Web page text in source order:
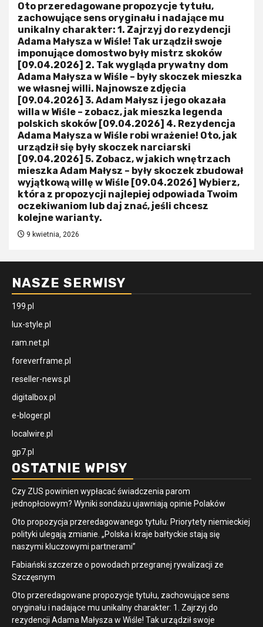
Oto przeredagowane propozycje tytułu,
zachowujące sens oryginału i nadające mu
unikalny charakter: 1. Zajrzyj do rezydencji
Adama Małysza w Wiśle! Tak urządził swoje
imponujące domostwo były mistrz skoków
[09.04.2026] 2. Tak wygląda prywatny dom
Adama Małysza w Wiśle – były skoczek mieszka
we własnej willi. Najnowsze zdjęcia
[09.04.2026] 3. Adam Małysz i jego okazała
willa w Wiśle – zobacz, jak mieszka legenda
polskich skoków [09.04.2026] 4. Rezydencja
Adama Małysza w Wiśle robi wrażenie! Oto, jak
urządził się były skoczek narciarski
[09.04.2026] 5. Zobacz, w jakich wnętrzach
mieszka Adam Małysz – były skoczek zbudował
wyjątkową willę w Wiśle [09.04.2026] Wybierz,
która z propozycji najlepiej odpowiada Twoim
oczekiwaniom lub daj znać, jeśli chcesz
kolejne warianty.
9 kwietnia, 2026
NASZE SERWISY
199.pl
lux-style.pl
ram.net.pl
foreverframe.pl
reseller-news.pl
digitalbox.pl
e-bloger.pl
localwire.pl
gp7.pl
OSTATNIE WPISY
Czy ZUS powinien wypłacać świadczenia parom
jednopłciowym? Wyniki sondażu ujawniają opinie Polaków
Oto propozycja przeredagowanego tytułu: Priorytety niemieckiej
polityki ulegają zmianie. „Polska i kraje bałtyckie stają się
naszymi kluczowymi partnerami”
Fabiański szczerze o powodach przegranej rywalizacji ze
Szczęsnym
Oto przeredagowane propozycje tytułu, zachowujące sens
oryginału i nadające mu unikalny charakter: 1. Zajrzyj do
rezydencji Adama Małysza w Wiśle! Tak urządził swoje